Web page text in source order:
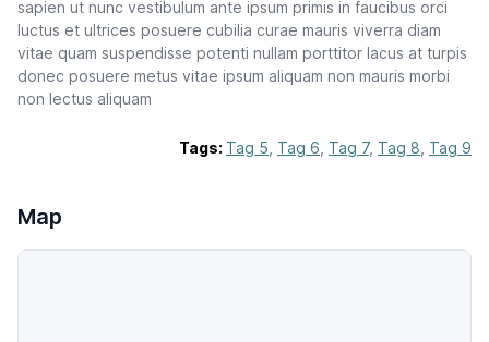
sapien ut nunc vestibulum ante ipsum primis in faucibus orci
luctus et ultrices posuere cubilia curae mauris viverra diam
vitae quam suspendisse potenti nullam porttitor lacus at turpis
donec posuere metus vitae ipsum aliquam non mauris morbi
non lectus aliquam
Tags: Tag 5 Tag 6 Tag 7, Tag 8 Tag 9
Map